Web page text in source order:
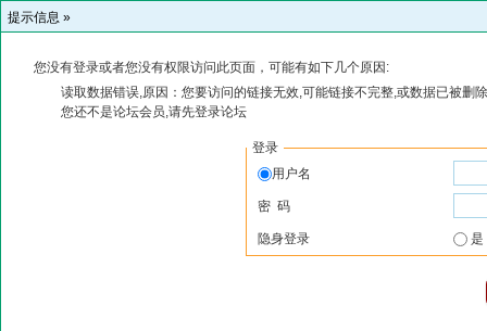
提示信息 »
您没有登录或者您没有权限访问此页面，可能有如下几个原因:
读取数据错误,原因：您要访问的链接无效,可能链接不完整,或数据已被删
您还不是论坛会员,请先登录论坛
登录
用户名
密 码
隐身登录